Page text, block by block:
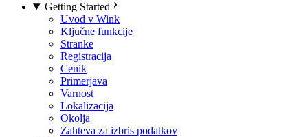
Getting Started
Uvod v Wink
Ključne funkcije
Stranke
Registracija
Cenik
Primerjava
Varnost
Lokalizacija
Okolja
Zahteva za izbris podatkov